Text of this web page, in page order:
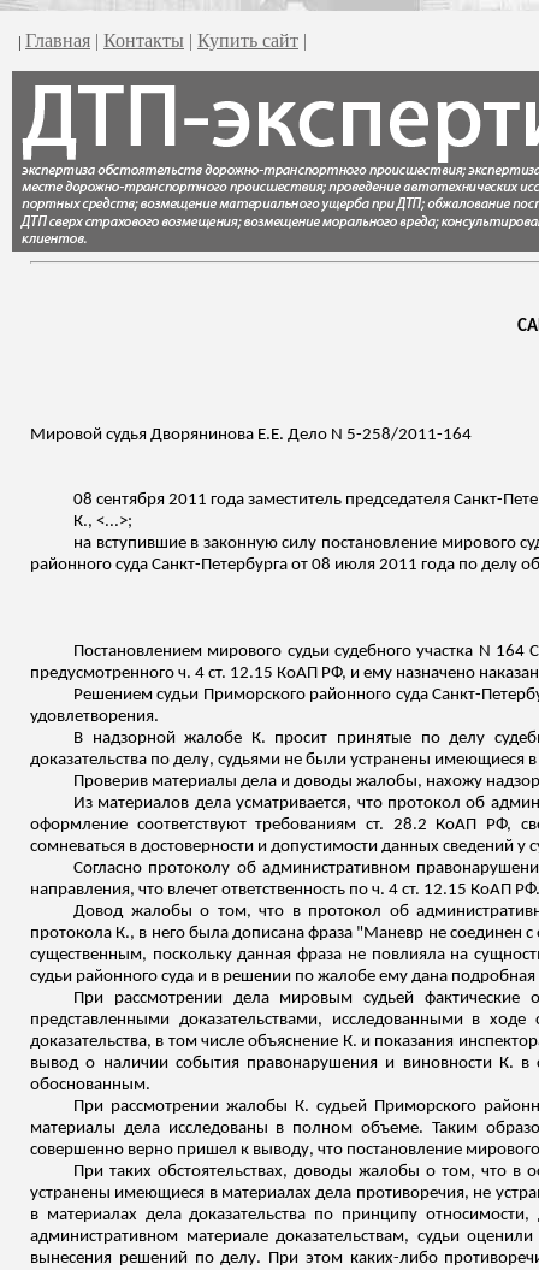
| Главная | Контакты | Купить сайт |
Мировой судья Дворянинова Е.Е. Дело N 5-258/2011-164
08 сентября 2011 года заместитель председателя Санкт-
К., <...>;
на вступившие в законную силу постановление мирового
районного суда Санкт-Петербурга от 08 июля 2011 года по
Постановлением мирового судьи судебного участка N
предусмотренного ч. 4 ст. 12.15 КоАП РФ, и ему назначено
Решением судьи Приморского районного суда Санкт-
удовлетворения.
В надзорной жалобе К. просит принятые по делу
доказательства по делу, судьями не были устранены
Проверив материалы дела и доводы жалобы, нахожу
Из материалов дела усматривается, что протокол об
оформление соответствуют требованиям ст. 28.2 КоАП РФ,
сомневаться в достоверности и допустимости данных сведений у
Согласно протоколу об административном
направления, что влечет ответственность по ч. 4 ст. 12.15 КоАП РФ.
Довод жалобы о том, что в протокол об
протокола К., в него была дописана фраза "Маневр не соединен
существенным, поскольку данная фраза не повлияла на
судьи районного суда и в решении по жалобе ему дана подробная
При рассмотрении дела мировым судьей фактические
представленными доказательствами, исследованными в
доказательства, в том числе объяснение К. и показания
вывод о наличии события правонарушения и виновности К.
обоснованным.
При рассмотрении жалобы К. судьей Приморского
материалы дела исследованы в полном объеме. Таким
совершенно верно пришел к выводу, что постановление
При таких обстоятельствах, доводы жалобы о том, что в
устранены имеющиеся в материалах дела противоречия, не
в материалах дела доказательства по принципу относимости,
административном материале доказательствам, судьи
вынесения решений по делу. При этом каких-либо